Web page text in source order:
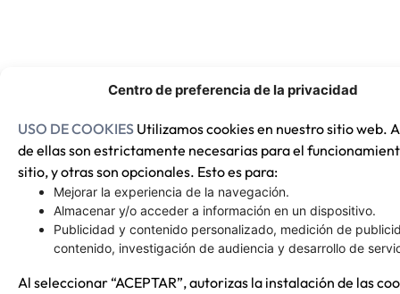
Centro de preferencia de la privacidad
USO DE COOKIES Utilizamos cookies en nuestro sitio web.
de ellas son estrictamente necesarias para el
sitio, y otras son opcionales. Esto es para:
Mejorar la experiencia de la navegación.
Almacenar y/o acceder a información en un dispositivo.
Publicidad y contenido personalizado, medición de
contenido, investigación de audiencia y desarrollo de
Al seleccionar “ACEPTAR”, autorizas la instalación de las